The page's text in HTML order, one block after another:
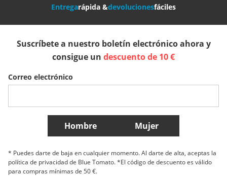
Slovenija België (Nederlands)
Belgique (Français) Danmark Norge
Más países
Entregarápida &devolucionesfáciles
Suscríbete a nuestro boletín electrónico ahora y
consigue un descuento de 10 €
Correo electrónico
Hombre Mujer
* Puedes darte de baja en cualquier momento. Al darte de alta, aceptas la
política de privacidad de Blue Tomato. *El código de descuento es válido
para compras mínimas de 50 €.